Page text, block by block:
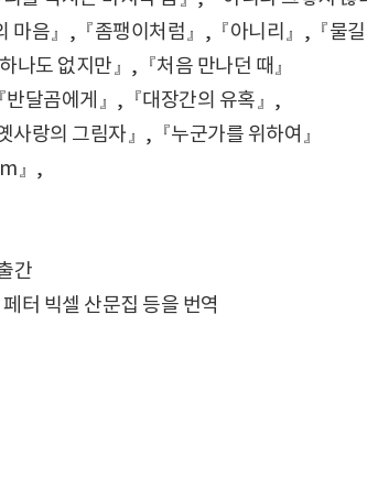
마음』,『좀팽이처럼』,『아니리』,『물
하나도 없지만』,『처음 만나던 때』
반달곰에게』,『대장간의 유혹』,
사랑의 그림자』,『누군가를 위하여』
』,
간
터 빅셀 산문집 등을 번역